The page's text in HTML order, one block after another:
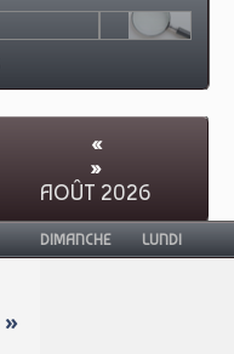
«
»
AOÛT 2026
DIMANCHE LUNDI
»